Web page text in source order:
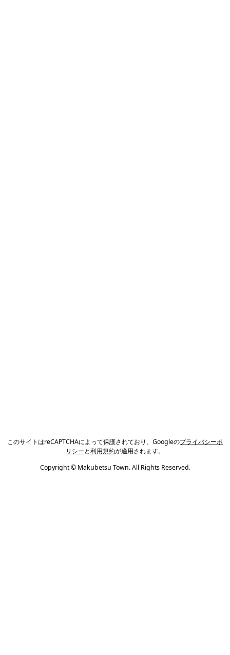
このサイトはreCAPTCHAによって保護されており、Googleのプライバシーポ
リシーと利用規約が適用されます。
Copyright © Makubetsu Town. All Rights Reserved.